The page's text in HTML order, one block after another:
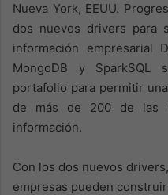
Nueva York, EEUU.
dos nuevos drivers para
información empresarial
MongoDB y
portafolio para permitir
de más de 200 de las
información.
Con los dos nuevos
empresas pueden